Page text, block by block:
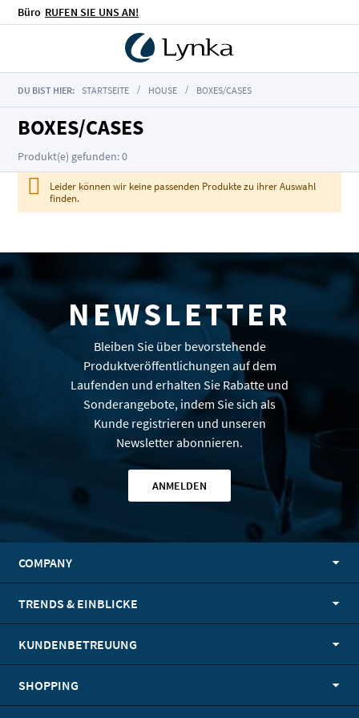
Büro RUFEN SIE UNS AN!
DU BIST HIER: STARTSEITE HOUSE BOXES/CASES
BOXES/CASES
Produkt(e) gefunden: 0
Leider können wir keine passenden Produkte zu ihrer Auswahl
finden.
NEWSLETTER
Bleiben Sie über bevorstehende
Produktveröffentlichungen auf dem
Laufenden und erhalten Sie Rabatte und
Sonderangebote, indem Sie sich als
Kunde registrieren und unseren
Newsletter abonnieren.
ANMELDEN
COMPANY
TRENDS & EINBLICKE
KUNDENBETREUUNG
SHOPPING